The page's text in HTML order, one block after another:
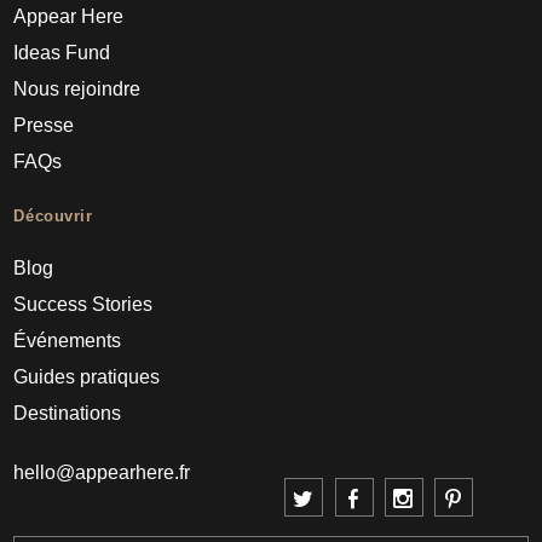
Appear Here
Ideas Fund
Nous rejoindre
Presse
FAQs
Découvrir
Blog
Success Stories
Événements
Guides pratiques
Destinations
hello@appearhere.fr